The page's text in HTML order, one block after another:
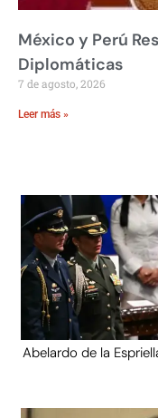
México y Perú
Diplomáticas
7 de agosto, 2026
Leer más »
Abelardo de la